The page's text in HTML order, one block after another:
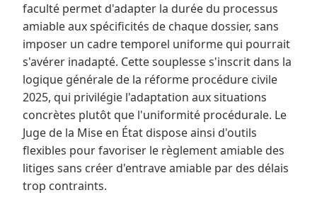
faculté permet d'adapter la durée du processus
amiable aux spécificités de chaque dossier, sans
imposer un cadre temporel uniforme qui pourrait
s'avérer inadapté. Cette souplesse s'inscrit dans la
logique générale de la réforme procédure civile
2025, qui privilégie l'adaptation aux situations
concrètes plutôt que l'uniformité procédurale. Le
Juge de la Mise en État dispose ainsi d'outils
flexibles pour favoriser le règlement amiable des
litiges sans créer d'entrave amiable par des délais
trop contraints.